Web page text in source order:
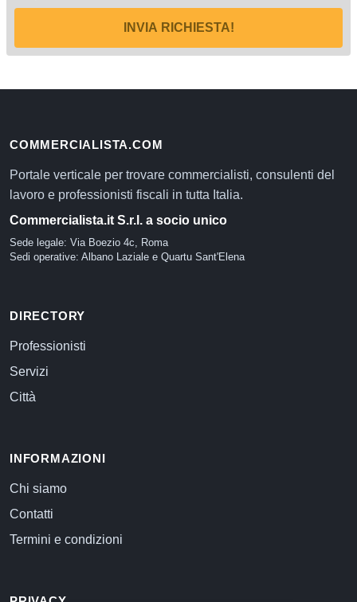
INVIA RICHIESTA!
COMMERCIALISTA.COM
Portale verticale per trovare commercialisti, consulenti del
lavoro e professionisti fiscali in tutta Italia.
Commercialista.it S.r.l. a socio unico
Sede legale: Via Boezio 4c, Roma
Sedi operative: Albano Laziale e Quartu Sant'Elena
DIRECTORY
Professionisti
Servizi
Città
INFORMAZIONI
Chi siamo
Contatti
Termini e condizioni